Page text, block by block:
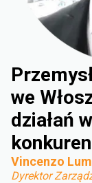
we
działań
Vincenzo
Dyrektor